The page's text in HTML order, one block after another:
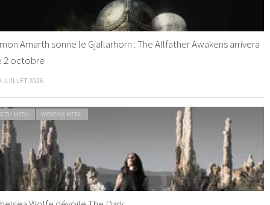
Amarth sonne le Gjallarhorn : The Allfather Awakens arrivera
2 octobre
JUILLET 2026
METAL WEBZINE METAL